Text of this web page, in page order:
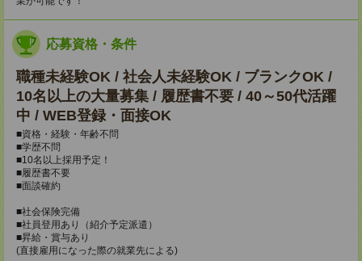
応募資格・条件
職種未経験OK / 社会人未経験OK / ブランクOK /
10名以上の大量募集 / 履歴書不要 / 40～50代活躍
中 / WEB登録・面接OK
■資格・経験・年齢不問
■学歴不問
■10名以上採用予定！
■履歴書不要
■面談確約
■社会保険完備
■社員登用あり（紹介予定派遣）
■昇給・賞与あり
(直接雇用になった際の就業先による)